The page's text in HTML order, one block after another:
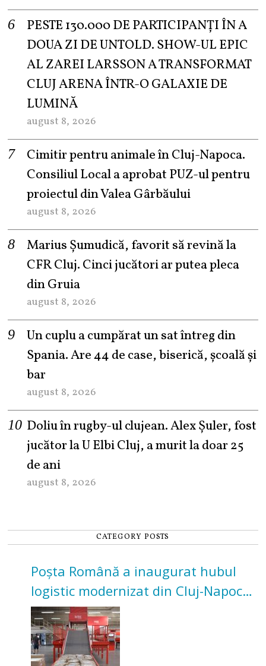
PESTE 130.000 DE PARTICIPANȚI ÎN A
DOUA ZI DE UNTOLD. SHOW-UL EPIC
AL ZAREI LARSSON A TRANSFORMAT
CLUJ ARENA ÎNTR-O GALAXIE DE
LUMINĂ
august 8, 2026
Cimitir pentru animale în Cluj-Napoca.
Consiliul Local a aprobat PUZ-ul pentru
proiectul din Valea Gârbăului
august 8, 2026
Marius Șumudică, favorit să revină la
CFR Cluj. Cinci jucători ar putea pleca
din Gruia
august 8, 2026
Un cuplu a cumpărat un sat întreg din
Spania. Are 44 de case, biserică, școală și
bar
august 8, 2026
Doliu în rugby-ul clujean. Alex Șuler, fost
jucător la U Elbi Cluj, a murit la doar 25
de ani
august 8, 2026
CATEGORY POSTS
Poșta Română a inaugurat hubul
logistic modernizat din Cluj-Napoca.
Investiție de 3 milioane de euro